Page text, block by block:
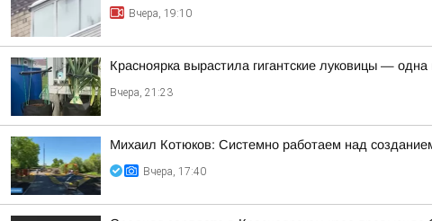
Вчера, 19:10
Красноярка вырастила гигантские луковицы — одна
Вчера, 21:23
Михаил Котюков: Системно работаем над
Вчера, 17:40